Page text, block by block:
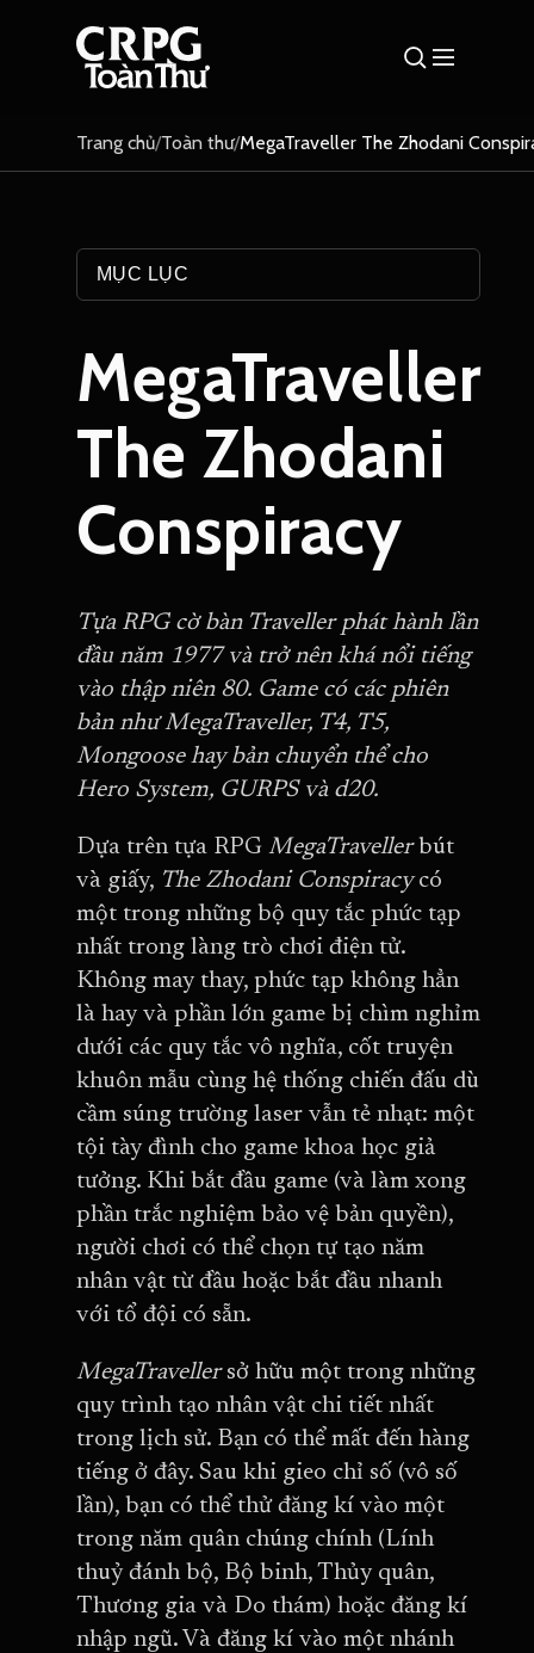
Trang chủ/Toàn thư/MegaTraveller The Zhodani
MỤC LỤC
MegaTraveller
The Zhodani
Conspiracy
Tựa RPG cờ bàn Traveller phát hành lần
đầu năm 1977 và trở nên khá nổi tiếng
vào thập niên 80. Game có các phiên
bản như MegaTraveller, T4, T5,
Mongoose hay bản chuyển thể cho
Hero System, GURPS và d20.
Dựa trên tựa RPG MegaTravellerbút
và giấy, The Zhodani Conspiracycó
một trong những bộ quy tắc phức tạp
nhất trong làng trò chơi điện tử.
Không may thay, phức tạp không hẳn
là hay và phần lớn game bị chìm nghỉm
dưới các quy tắc vô nghĩa, cốt truyện
khuôn mẫu cùng hệ thống chiến đấu dù
cầm súng trường laser vẫn tẻ nhạt: một
tội tày đình cho game khoa học giả
tưởng. Khi bắt đầu game (và làm xong
phần trắc nghiệm bảo vệ bản quyền),
người chơi có thể chọn tự tạo năm
nhân vật từ đầu hoặc bắt đầu nhanh
với tổ đội có sẵn.
MegaTravellersở hữu một trong những
quy trình tạo nhân vật chi tiết nhất
trong lịch sử. Bạn có thể mất đến hàng
tiếng ở đây. Sau khi gieo chỉ số (vô số
lần), bạn có thể thử đăng kí vào một
trong năm quân chúng chính (Lính
thuỷ đánh bộ, Bộ binh, Thủy quân,
Thương gia và Do thám) hoặc đăng kí
nhập ngũ. Và đăng kí vào một nhánh